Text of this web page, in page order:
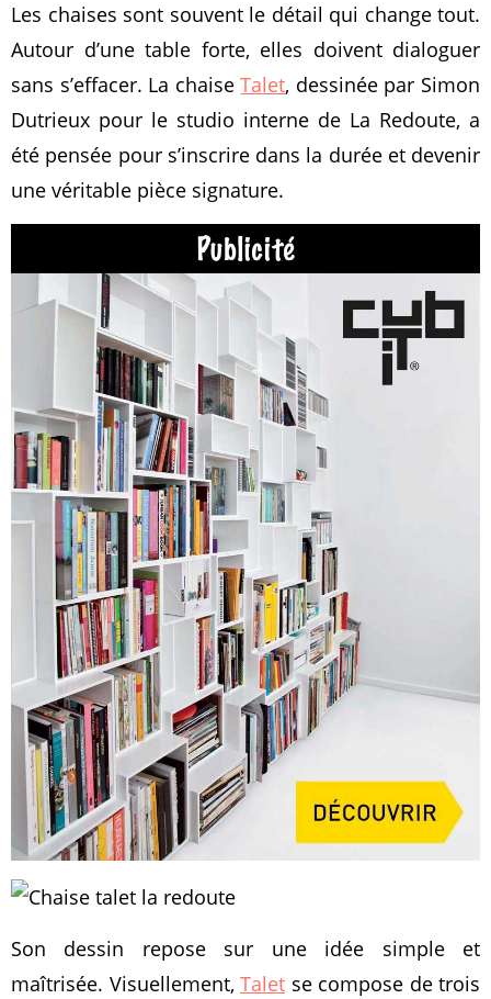
Les chaises sont souvent le détail qui change tout.
Autour d’une table forte, elles doivent dialoguer
sans s’effacer. La chaiseTalet, dessinée par Simon
Dutrieux pour le studio interne de La Redoute, a
été pensée pour s’inscrire dans la durée et devenir
une véritable pièce signature.
Son dessin repose sur une idée simple et
maîtrisée. Visuellement, Talet se compose de trois